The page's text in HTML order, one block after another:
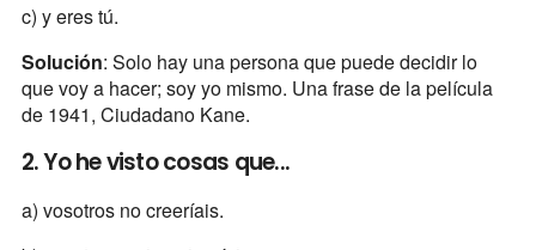
c) y eres tú.
Solución: Solo hay una persona que puede decidir lo
que voy a hacer; soy yo mismo. Una frase de la película
de 1941, Ciudadano Kane.
2. Yo he visto cosas que...
a) vosotros no creeríais.